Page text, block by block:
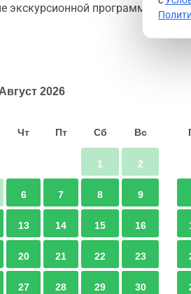
экскурсионной программы
Август 2026
Чт Пт Сб Вс
1 2
6 7 8 9
13 14 15 16
20 21 22 23
27 28 29 30